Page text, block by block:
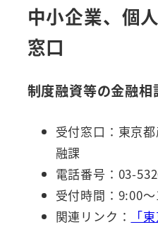
中小企業、個
窓口
制度融資等の金融相
受付窓口：東京
融課
電話番号：03-
受付時間：9:00～
関連リンク：
「